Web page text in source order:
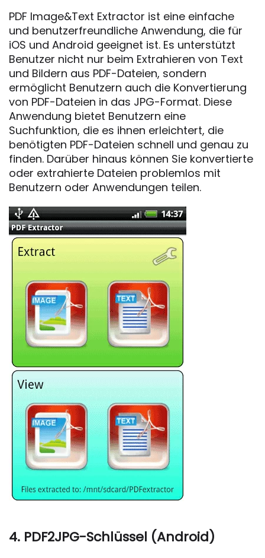
PDF Image&Text Extractor ist eine einfache
und benutzerfreundliche Anwendung, die für
iOS und Android geeignet ist. Es unterstützt
Benutzer nicht nur beim Extrahieren von Text
und Bildern aus PDF-Dateien, sondern
ermöglicht Benutzern auch die Konvertierung
von PDF-Dateien in das JPG-Format. Diese
Anwendung bietet Benutzern eine
Suchfunktion, die es ihnen erleichtert, die
benötigten PDF-Dateien schnell und genau zu
finden. Darüber hinaus können Sie konvertierte
oder extrahierte Dateien problemlos mit
Benutzern oder Anwendungen teilen.
4. PDF2JPG-Schlüssel (Android)